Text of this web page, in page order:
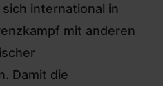
international in
mit anderen
Damit die